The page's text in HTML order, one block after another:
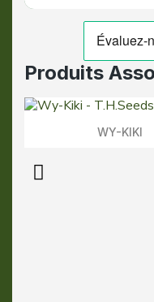
Produits
Aperçu Rapide
WY-KIKI